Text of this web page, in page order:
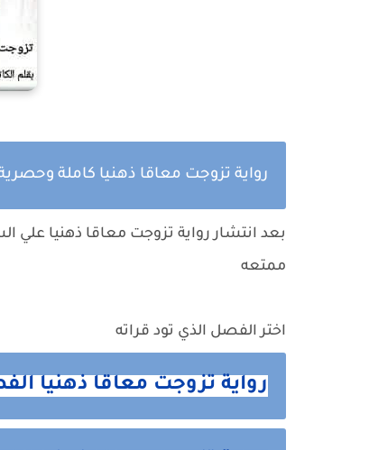
رواية تزوجت معاقا ذهنيا كاملة
بعد انتشار رواية تزوجت معاقا ذهنيا علي
ممتعه
اختر الفصل الذي تود قراته
رواية تزوجت معاقا ذهنيا